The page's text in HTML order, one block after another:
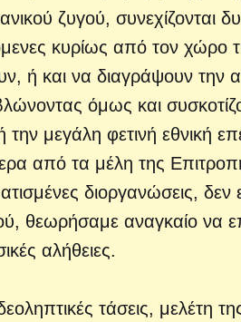
ζυγού, συνεχίζονται
κυρίως από τον χώρο
ή και να διαγράψουν την
όμως και
μεγάλη φετινή εθνική
από τα μέλη της
διοργανώσεις,
θεωρήσαμε αναγκαίο να
αλήθειες.
τάσεις, μελέτη